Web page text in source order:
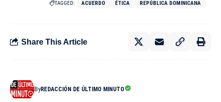
TAGGED: ACUERDO ÉTICA REPÚBLICA DOMINICANA
Share This Article
ByREDACCIÓN DE ÚLTIMO MINUTO